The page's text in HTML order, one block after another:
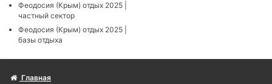
Феодосия (Крым) отдых 2025 |
частный сектор
Феодосия (Крым) отдых 2025 |
базы отдыха
Главная